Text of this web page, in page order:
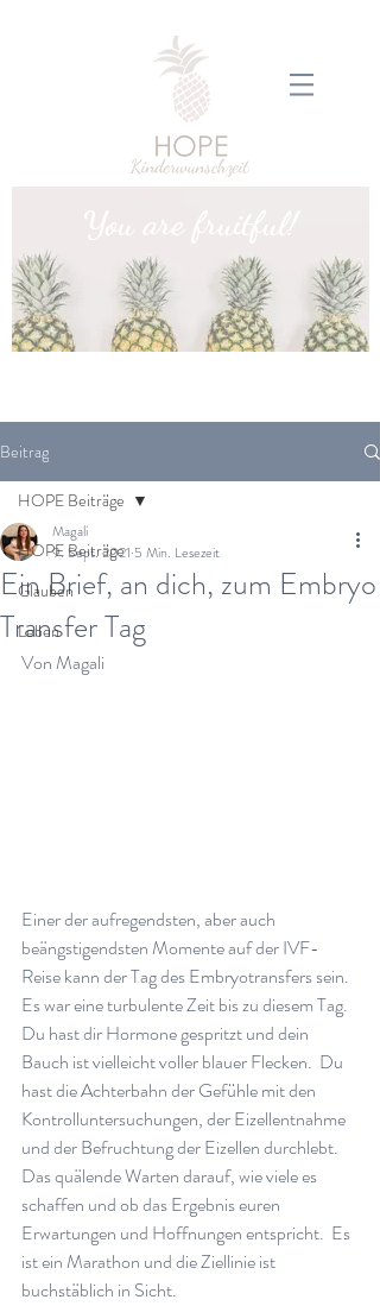
Beitrag
HOPE Beiträge
Glauben
Leben
HOPE Beiträge
Ein Brief, an dich, zum Embryo
Transfer Tag
Magali
9. Sept. 2021 5 Min. Lesezeit
Von Magali
Einer der aufregendsten, aber auch
beängstigendsten Momente auf der IVF-
Reise kann der Tag des Embryotransfers sein.
Es war eine turbulente Zeit bis zu diesem Tag.
Du hast dir Hormone gespritzt und dein
Bauch ist vielleicht voller blauer Flecken.  Du
hast die Achterbahn der Gefühle mit den
Kontrolluntersuchungen, der Eizellentnahme
und der Befruchtung der Eizellen durchlebt.
Das quälende Warten darauf, wie viele es
schaffen und ob das Ergebnis euren
Erwartungen und Hoffnungen entspricht.  Es
ist ein Marathon und die Ziellinie ist
buchstäblich in Sicht.